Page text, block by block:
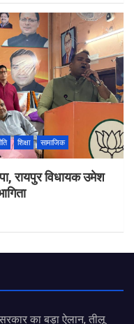
शिक्षा सामाजिक
रायपुर विधायक उमेश
का बड़ा ऐलान, तीलू